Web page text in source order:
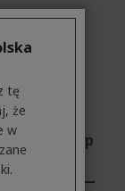
najlep
tę
że
w